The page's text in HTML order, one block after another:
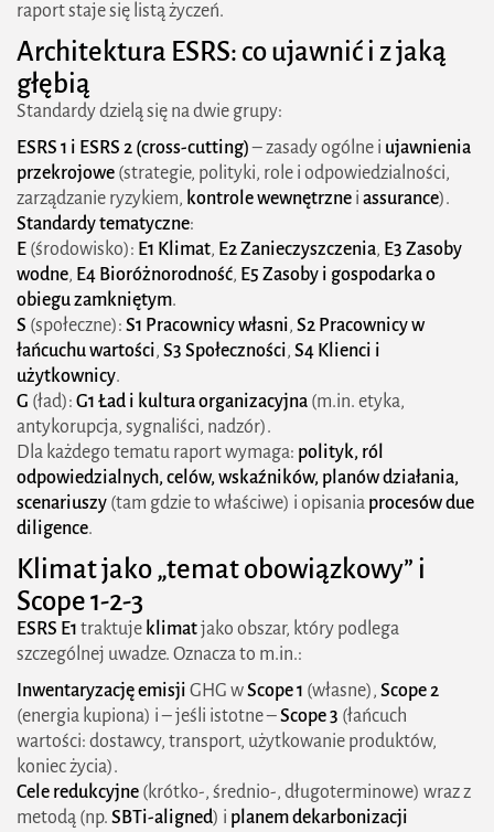
raport staje się listą życzeń.
Architektura ESRS: co ujawnić i z jaką
głębią
Standardy dzielą się na dwie grupy:
ESRS 1 i ESRS 2 (cross-cutting)– zasady ogólne i ujawnienia
przekrojowe (strategie, polityki, role i odpowiedzialności,
zarządzanie ryzykiem, kontrole wewnętrzne i assurance).
Standardy tematyczne:
E (środowisko): E1 Klimat, E2 Zanieczyszczenia, E3 Zasoby
wodne, E4 Bioróżnorodność, E5 Zasoby i gospodarka o
obiegu zamkniętym.
S (społeczne): S1 Pracownicy własni, S2 Pracownicy w
łańcuchu wartości, S3 Społeczności, S4 Klienci i
użytkownicy.
G (ład): G1 Ład i kultura organizacyjna (m.in. etyka,
antykorupcja, sygnaliści, nadzór).
Dla każdego tematu raport wymaga: polityk, ról
odpowiedzialnych, celów, wskaźników, planów działania,
scenariuszy (tam gdzie to właściwe) i opisania procesów due
diligence.
Klimat jako „temat obowiązkowy” i
Scope 1-2-3
ESRS E1 traktuje klimatjako obszar, który podlega
szczególnej uwadze. Oznacza to m.in.:
Inwentaryzację emisji GHG wScope 1 (własne), Scope 2
(energia kupiona) i – jeśli istotne –Scope 3 (łańcuch
wartości: dostawcy, transport, użytkowanie produktów,
koniec życia).
Cele redukcyjne (krótko-, średnio-, długoterminowe) wraz z
metodą (np. SBTi-aligned) i planem dekarbonizacji